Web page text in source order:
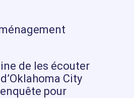
de les écouter
City
pour